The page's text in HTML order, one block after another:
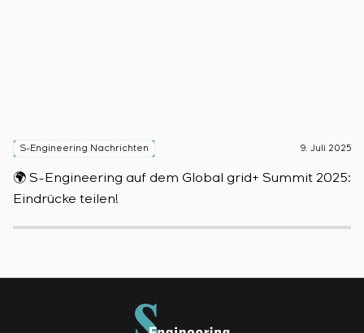
S-Engineering Nachrichten 9. Juli 2025
🌍 S-Engineering auf dem Global grid+ Summit 2025:
Eindrücke teilen!